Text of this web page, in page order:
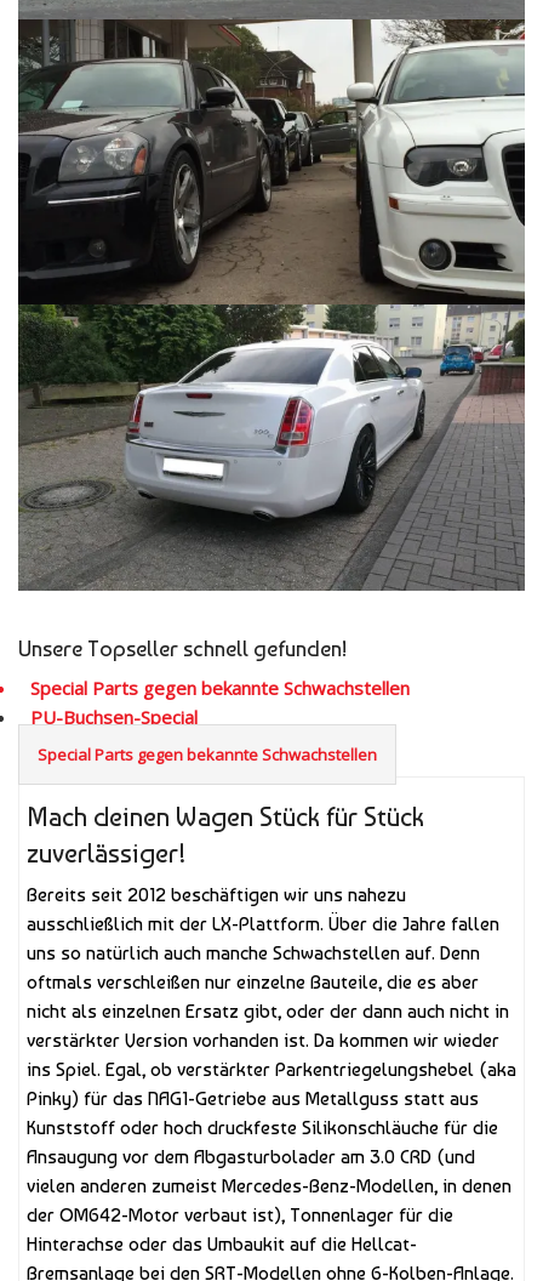
Unsere Topseller schnell gefunden!
Special Parts gegen bekannte Schwachstellen
PU-Buchsen-Special
Special Parts gegen bekannte Schwachstellen
Mach deinen Wagen Stück für Stück
zuverlässiger!
Bereits seit 2012 beschäftigen wir uns nahezu
ausschließlich mit der LX-Plattform. Über die Jahre fallen
uns so natürlich auch manche Schwachstellen auf. Denn
oftmals verschleißen nur einzelne Bauteile, die es aber
nicht als einzelnen Ersatz gibt, oder der dann auch nicht in
verstärkter Version vorhanden ist. Da kommen wir wieder
ins Spiel. Egal, ob verstärkter Parkentriegelungshebel (aka
Pinky) für das NAG1-Getriebe aus Metallguss statt aus
Kunststoff oder hoch druckfeste Silikonschläuche für die
Ansaugung vor dem Abgasturbolader am 3.0 CRD (und
vielen anderen zumeist Mercedes-Benz-Modellen, in denen
der OM642-Motor verbaut ist), Tonnenlager für die
Hinterachse oder das Umbaukit auf die Hellcat-
Bremsanlage bei den SRT-Modellen ohne 6-Kolben-Anlage.